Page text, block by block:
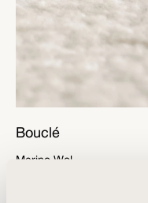
Bouclé
Merino Wol